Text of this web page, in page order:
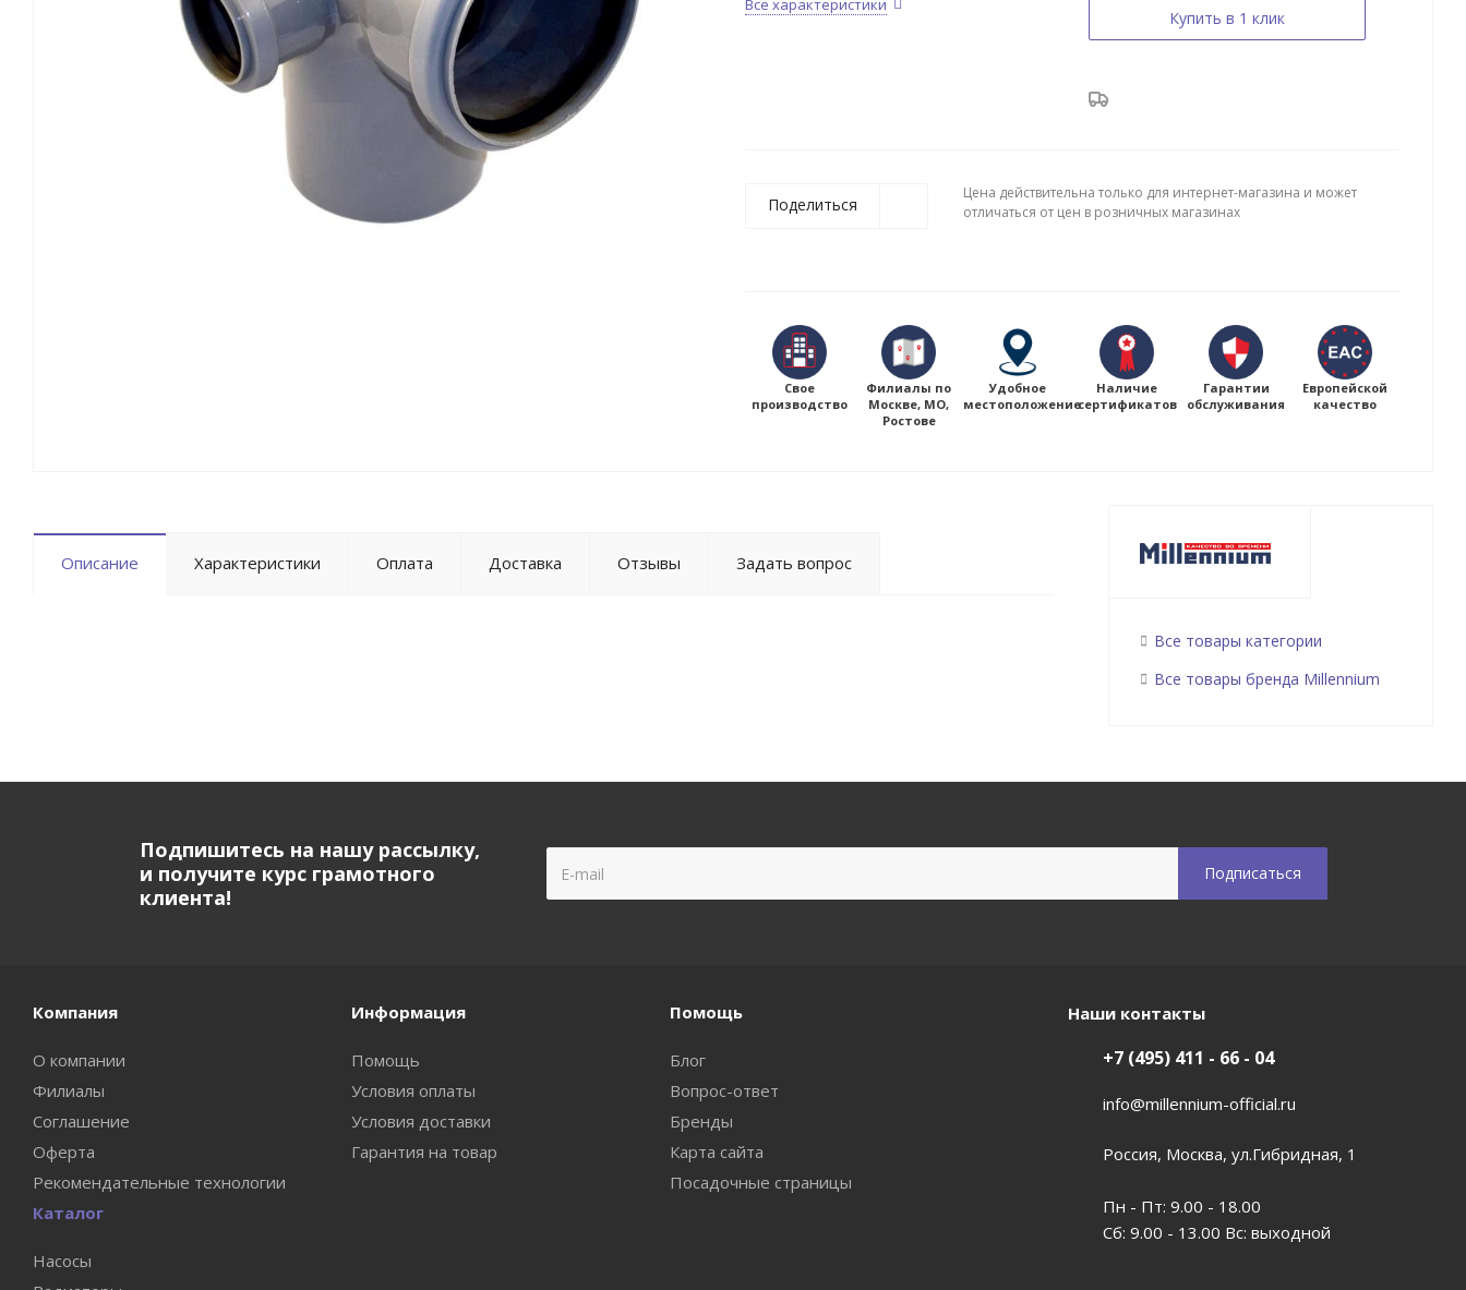
Все характеристики
Купить в 1 клик
Поделиться
Цена действительна только для интернет-магазина и может
отличаться от цен в розничных магазинах
Свое
производство
Филиалы по
Москве, МО,
Ростове
Удобное
местоположение
Наличие
сертификатов
Гарантии
обслуживания
Европейской
качество
Описание Характеристики Оплата Доставка Отзывы Задать вопрос
Все товары категории
Все товары бренда Millennium
Подпишитесь на нашу рассылку,
и получите курс грамотного
клиента!
Компания
О компании
Филиалы
Соглашение
Оферта
Рекомендательные технологии
Информация
Помощь
Условия оплаты
Условия доставки
Гарантия на товар
Помощь
Блог
Вопрос-ответ
Бренды
Карта сайта
Посадочные страницы
Каталог
Насосы
Наши контакты
+7 (495) 411 - 66 - 04
info@millennium-official.ru
Россия, Москва, ул.Гибридная, 1
Пн - Пт: 9.00 - 18.00
Сб: 9.00 - 13.00 Вс: выходной